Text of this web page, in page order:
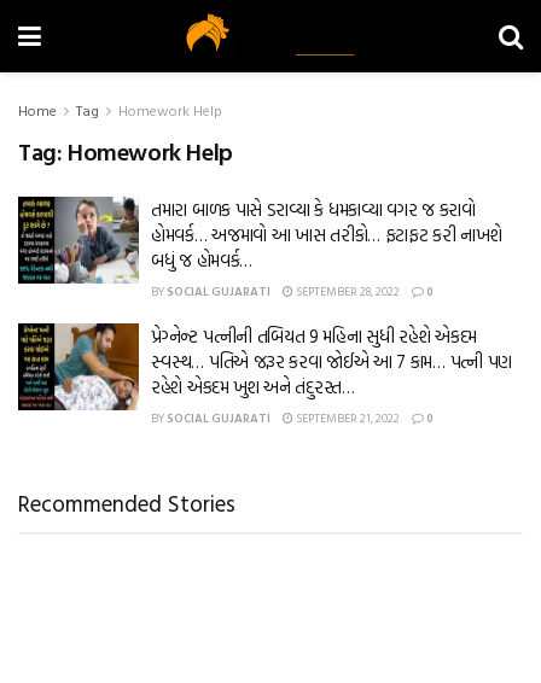
Home Tag Homework Help
Tag: Homework Help
તમારા બાળક પાસે ડરાવ્યા કે ધમકાવ્યા વગર જ કરાવો
હોમવર્ક… અજમાવો આ ખાસ તરીકો… ફટાફટ કરી નાખશે
બધું જ હોમવર્ક…
BY SOCIAL GUJARATI SEPTEMBER 28, 2022 0
પ્રેગ્નેન્ટ પત્નીની તબિયત 9 મહિના સુધી રહેશે એકદમ
સ્વસ્થ… પતિએ જરૂર કરવા જોઈએ આ 7 કામ… પત્ની પણ
રહેશે એકદમ ખુશ અને તંદુરસ્ત…
BY SOCIAL GUJARATI SEPTEMBER 21, 2022 0
Recommended Stories